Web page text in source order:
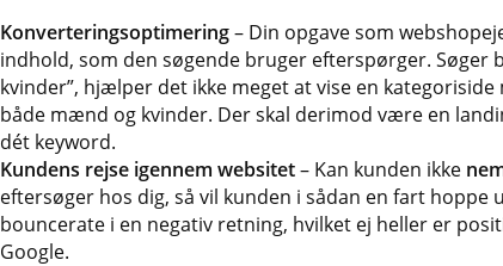
Konverteringsoptimering– Din opgave som
indhold, som den søgende bruger efterspørger. Søger
kvinder”, hjælper det ikke meget at vise en
både mænd og kvinder. Der skal derimod være en
dét keyword.
Kundens rejse igennem websitet– Kan kunden ikke
eftersøger hos dig, så vil kunden i sådan en fart hoppe
bouncerate i en negativ retning, hvilket ej heller er
Google.